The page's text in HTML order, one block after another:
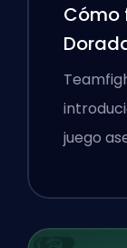
Cómo
juego